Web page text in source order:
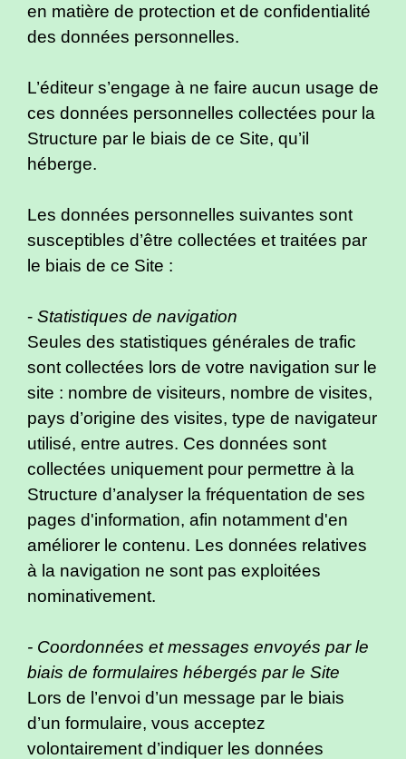
en matière de protection et de confidentialité
des données personnelles.
L’éditeur s’engage à ne faire aucun usage de
ces données personnelles collectées pour la
Structure par le biais de ce Site, qu’il
héberge.
Les données personnelles suivantes sont
susceptibles d’être collectées et traitées par
le biais de ce Site :
- Statistiques de navigation
Seules des statistiques générales de trafic
sont collectées lors de votre navigation sur le
site : nombre de visiteurs, nombre de visites,
pays d’origine des visites, type de navigateur
utilisé, entre autres. Ces données sont
collectées uniquement pour permettre à la
Structure d’analyser la fréquentation de ses
pages d'information, afin notamment d'en
améliorer le contenu. Les données relatives
à la navigation ne sont pas exploitées
nominativement.
- Coordonnées et messages envoyés par le
biais de formulaires hébergés par le Site
Lors de l’envoi d’un message par le biais
d’un formulaire, vous acceptez
volontairement d’indiquer les données